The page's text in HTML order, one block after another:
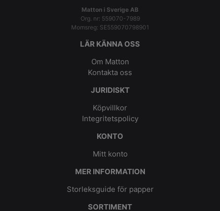
Matton i Sverige AB
Org. nr: 559070-7989
Momsreg: SE559070798901
LÄR KÄNNA OSS
Om Matton
Kontakta oss
JURIDISKT
Köpvillkor
Integritetspolicy
KONTO
Mitt konto
MER INFORMATION
Storleksguide för papper
SORTIMENT